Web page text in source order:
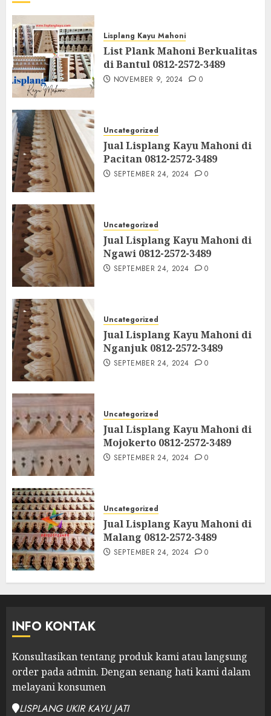
Lisplang Kayu Mahoni
List Plank Mahoni Berkualitas
di Bantul 0812-2572-3489
NOVEMBER 9, 2024 0
Uncategorized
Jual Lisplang Kayu Mahoni di
Pacitan 0812-2572-3489
SEPTEMBER 24, 2024 0
Uncategorized
Jual Lisplang Kayu Mahoni di
Ngawi 0812-2572-3489
SEPTEMBER 24, 2024 0
Uncategorized
Jual Lisplang Kayu Mahoni di
Nganjuk 0812-2572-3489
SEPTEMBER 24, 2024 0
Uncategorized
Jual Lisplang Kayu Mahoni di
Mojokerto 0812-2572-3489
SEPTEMBER 24, 2024 0
Uncategorized
Jual Lisplang Kayu Mahoni di
Malang 0812-2572-3489
SEPTEMBER 24, 2024 0
INFO KONTAK
Konsultasikan tentang produk kami atau langsung
order pada admin. Dengan senang hati kami dalam
melayani konsumen
LISPLANG UKIR KAYU JATI